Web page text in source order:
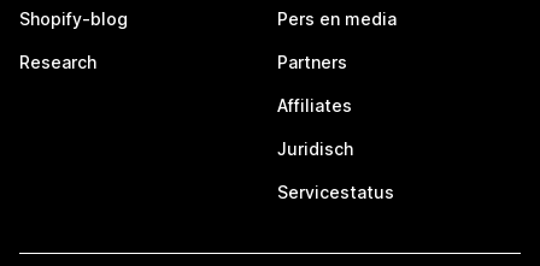
Shopify-blog
Research
Pers en media
Partners
Affiliates
Juridisch
Servicestatus